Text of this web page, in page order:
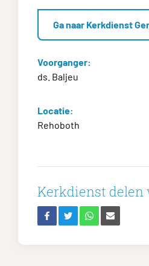
Ga naar Kerkdienst
Voorganger:
ds. Baljeu
Locatie:
Rehoboth
Kerkdienst delen